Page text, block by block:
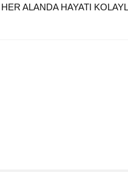
HER ALANDA HAYATI